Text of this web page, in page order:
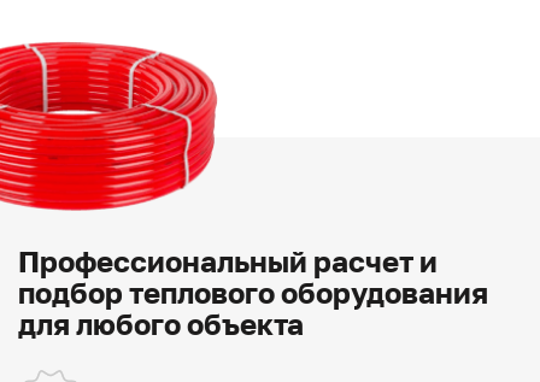
Профессиональный расчет и
подбор теплового оборудования
для любого объекта